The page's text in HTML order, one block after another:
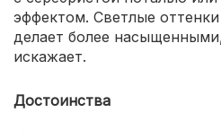
эффектом. Светлые
делает более
искажает.
Достоинства